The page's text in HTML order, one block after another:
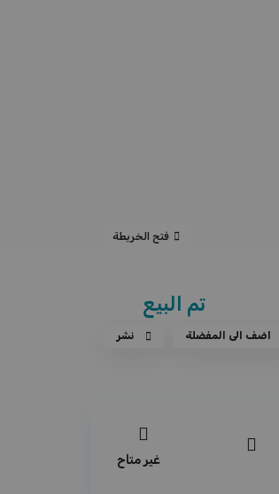
فتح الخريطة
تم البيع
نشر اضف الى المفضلة
غير متاح